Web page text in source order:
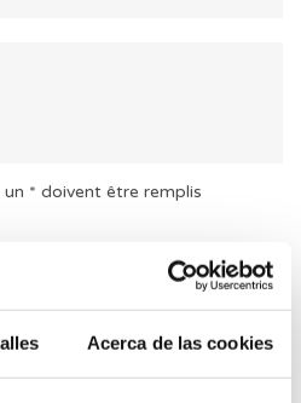
Acerca de las cookies
* doivent être remplis
mes données et j’accepte la